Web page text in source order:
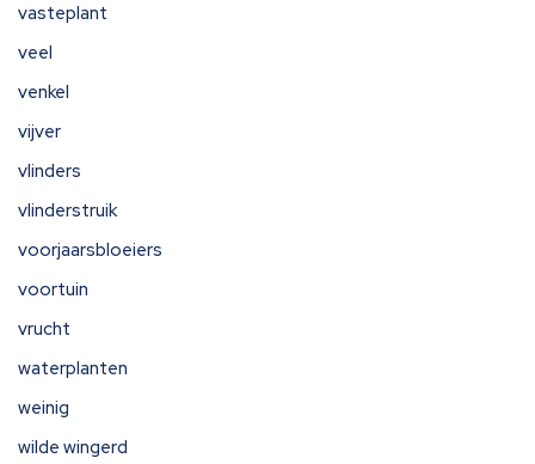
vasteplant
veel
venkel
vijver
vlinders
vlinderstruik
voorjaarsbloeiers
voortuin
vrucht
waterplanten
weinig
wilde wingerd